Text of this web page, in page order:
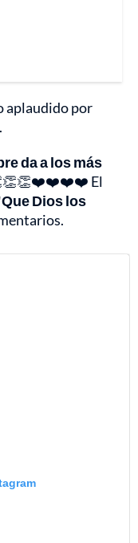
aplaudido por
da a los más
El
Dios los